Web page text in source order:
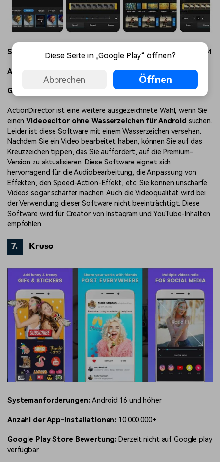
Systemanforderungen: Mindestens 2 GB RAM und 4 GB ROM
Anzahl der App-Installationen: 10.000.000+
Google Play Store Bewertung: 4.4
ActionDirector ist eine weitere ausgezeichnete Wahl, wenn Sie
einen Videoeditor ohne Wasserzeichen für Android suchen.
Leider ist diese Software mit einem Wasserzeichen versehen.
Nachdem Sie ein Video bearbeitet haben, können Sie auf das
Kreuzzeichen tippen, das Sie auffordert, auf die Premium-
Version zu aktualisieren. Diese Software eignet sich
hervorragend für die Audiobearbeitung, die Anpassung von
Effekten, den Speed-Action-Effekt, etc. Sie können unscharfe
Videos sogar schärfer machen. Auch die Videoqualität wird bei
der Verwendung dieser Software nicht beeinträchtigt. Diese
Software wird für Creator von Instagram und YouTube-Inhalten
empfohlen.
7. Kruso
Systemanforderungen: Android 16 und höher
Anzahl der App-Installationen: 10.000.000+
Google Play Store Bewertung: Derzeit nicht auf Google play
verfügbar
Diese Seite in „Google Play“ öffnen?
Abbrechen Öffnen